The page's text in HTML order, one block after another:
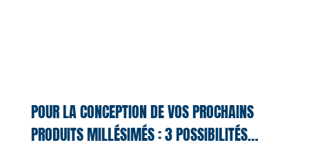
POUR LA CONCEPTION DE VOS PROCHAINS
PRODUITS MILLÉSIMÉS : 3 POSSIBILITÉS…